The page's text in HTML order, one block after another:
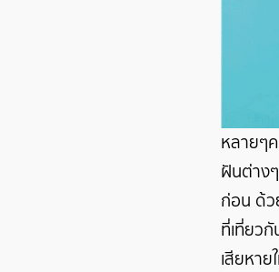
หลายๆ
ฝันต่าง
ก่อน ด้ว
ที่เที่ยว
เสียหาย